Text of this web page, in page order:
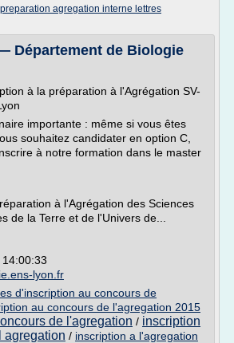
preparation agregation interne lettres
Département de Biologie
à la préparation à l'Agrégation SV-
importante : même si vous êtes
souhaitez candidater en option C,
à notre formation dans le master
à l'Agrégation des Sciences
de la Terre et de l'Univers de...
lyon.fr
d'inscription au concours de
au concours de l'agregation 2015
de l'agregation / inscription
agregation / inscription a l'agregation